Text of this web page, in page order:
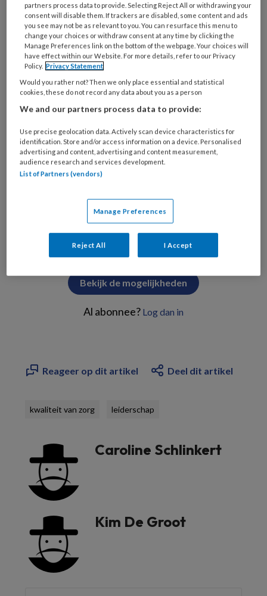
Foto: iStock / Getty Images / Tempura
Veerkracht is het vermogen om te
PREMIUM
Bekijk de mogelijkheden
Al abonnee? Log dan in
Reageer op dit artikel Deel dit artikel
kwaliteit van zorg leiderschap
Caroline Schlinkert
Kim De Groot
partners process data to provide. Selecting Reject All or withdrawing your
consent will disable them. If trackers are disabled, some content and ads
you see may not be as relevant to you. You can resurface this menu to
change your choices or withdraw consent at any time by clicking the
Manage Preferences link on the bottom of the webpage. Your choices will
have effect within our Website. For more details, refer to our Privacy
Policy. Privacy Statement
Would you rather not? Then we only place essential and statistical
cookies, these do not record any data about you as a person
We and our partners process data to provide:
Use precise geolocation data. Actively scan device characteristics for
identification. Store and/or access information on a device. Personalised
advertising and content, advertising and content measurement,
audience research and services development.
List of Partners (vendors)
Manage Preferences
Reject All I Accept